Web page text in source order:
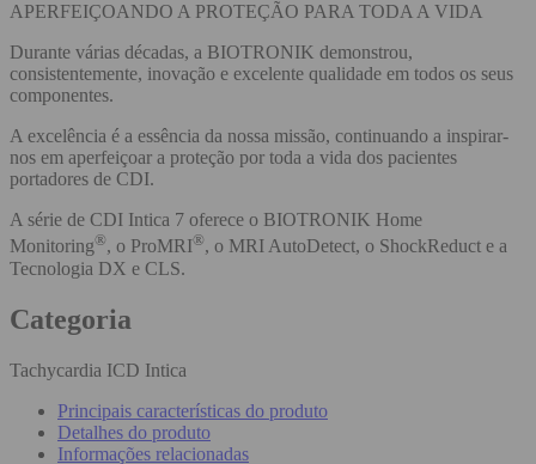
APERFEIÇOANDO A PROTEÇÃO PARA TODA A VIDA
Durante várias décadas, a BIOTRONIK demonstrou,
consistentemente, inovação e excelente qualidade em todos os seus
componentes.
A excelência é a essência da nossa missão, continuando a inspirar-
nos em aperfeiçoar a proteção por toda a vida dos pacientes
portadores de CDI.
A série de CDI Intica 7 oferece o BIOTRONIK Home
Monitoring®, o ProMRI®, o MRI AutoDetect, o ShockReduct e a
Tecnologia DX e CLS.
Categoria
Tachycardia ICD Intica
Principais características do produto
Detalhes do produto
Informações relacionadas